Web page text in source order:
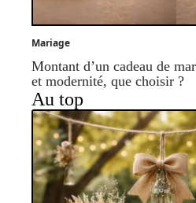
Mariage
Montant d’un cadeau de
et modernité, que choisir ?
Au top